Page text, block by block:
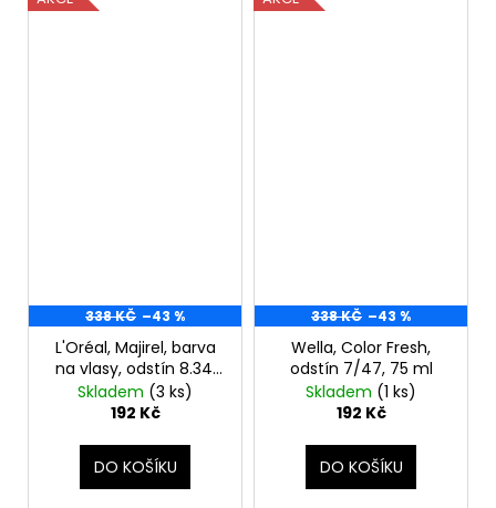
338 KČ –43 %
L'Oréal, Majirel, barva
na vlasy, odstín 8.34,
50 ml
Skladem (3 ks)
192 Kč
DO KOŠÍKU
338 KČ –43 %
Wella, Color Fresh,
odstín 7/47, 75 ml
Skladem (1 ks)
192 Kč
DO KOŠÍKU